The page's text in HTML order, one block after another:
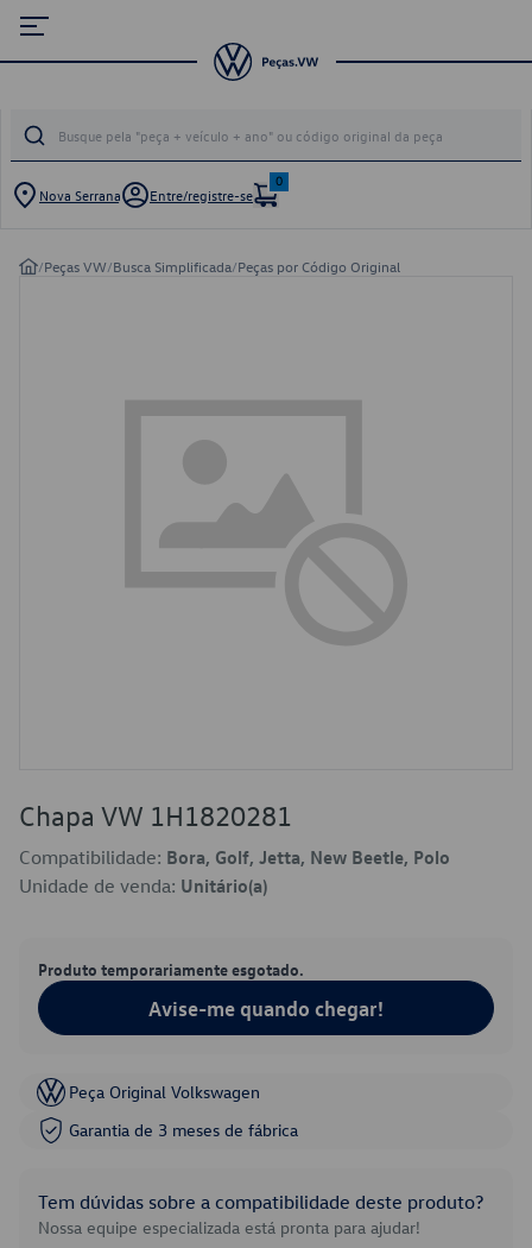
Nova Serrana Entre/registre-se
0
/Peças VW/Busca Simplificada/Peças por Código Original
Chapa VW 1H1820281
Compatibilidade: Bora, Golf, Jetta, New Beetle, Polo
Unidade de venda: Unitário(a)
Produto temporariamente esgotado.
Avise-me quando chegar!
Peça Original Volkswagen
Garantia de 3 meses de fábrica
Tem dúvidas sobre a compatibilidade deste produto?
Nossa equipe especializada está pronta para ajudar!